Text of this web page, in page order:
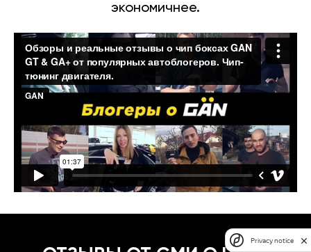
экономичнее.
Privacy notice